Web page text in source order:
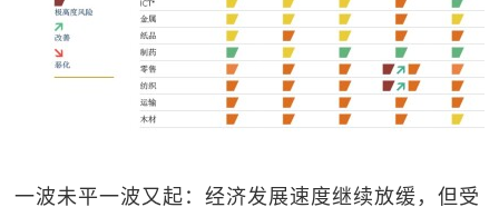
一波未平一波又起：经济发展速度继续放缓，但受